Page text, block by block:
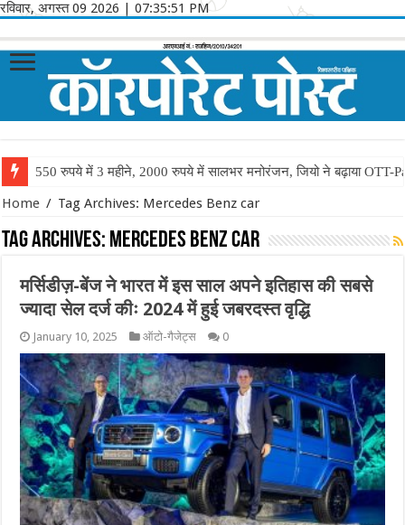
रविवार, अगस्त 09 2026 | 07:35:51 PM
550 रुपये में 3 महीने, 2000 रुपये में सालभर मनोरंजन, जियो ने बढ़ाया OTT-
Home / Tag Archives: Mercedes Benz car
Tag Archives: Mercedes Benz car
मर्सिडीज़-बेंज ने भारत में इस साल अपने इतिहास की सबसे
ज्यादा सेल दर्ज कीः 2024 में हुई जबरदस्त वृद्धि
January 10, 2025 ऑटो-गैजेट्स 0